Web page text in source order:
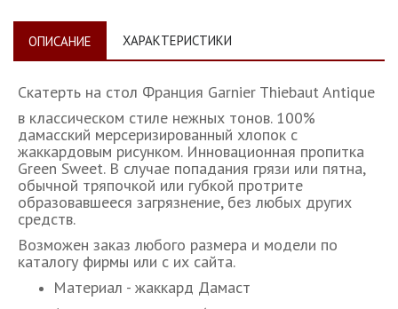
ОПИСАНИЕ ХАРАКТЕРИСТИКИ
Скатерть на стол Франция Garnier Thiebaut Antique
в классическом стиле нежных тонов. 100%
дамасский мерсеризированный хлопок с
жаккардовым рисунком. Инновационная пропитка
Green Sweet. В случае попадания грязи или пятна,
обычной тряпочкой или губкой протрите
образовавшееся загрязнение, без любых других
средств.
Возможен заказ любого размера и модели по
каталогу фирмы или с их сайта.
Материал - жаккард Дамаст